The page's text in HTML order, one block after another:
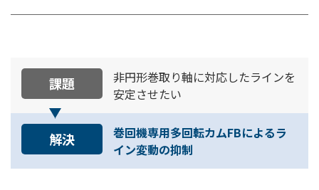
課題
非円形巻取り軸に対応したラインを
安定させたい
解決
巻回機専用多回転カムFBによるラ
イン変動の抑制